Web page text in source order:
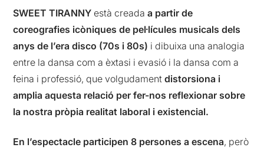
SWEET TIRANNY està creadaa partir de
coreografies icòniques de pel·lícules musicals dels
anys de l’era disco (70s i 80s) i dibuixa una analogia
entre la dansa com a èxtasi i evasió i la dansa com a
feina i professió, que volgudamentdistorsiona i
amplia aquesta relació per fer-nos reflexionar sobre
la nostra pròpia realitat laboral i existencial.
En l’espectacle participen 8 persones a escena, però